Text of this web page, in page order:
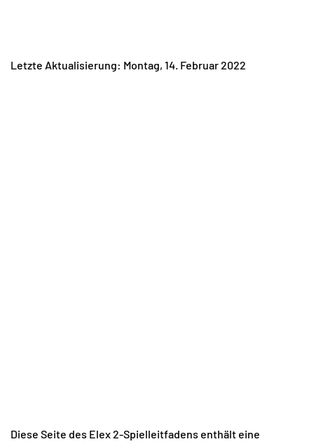
Letzte Aktualisierung: Montag, 14. Februar 2022
Diese Seite des Elex 2-Spielleitfadens enthält eine